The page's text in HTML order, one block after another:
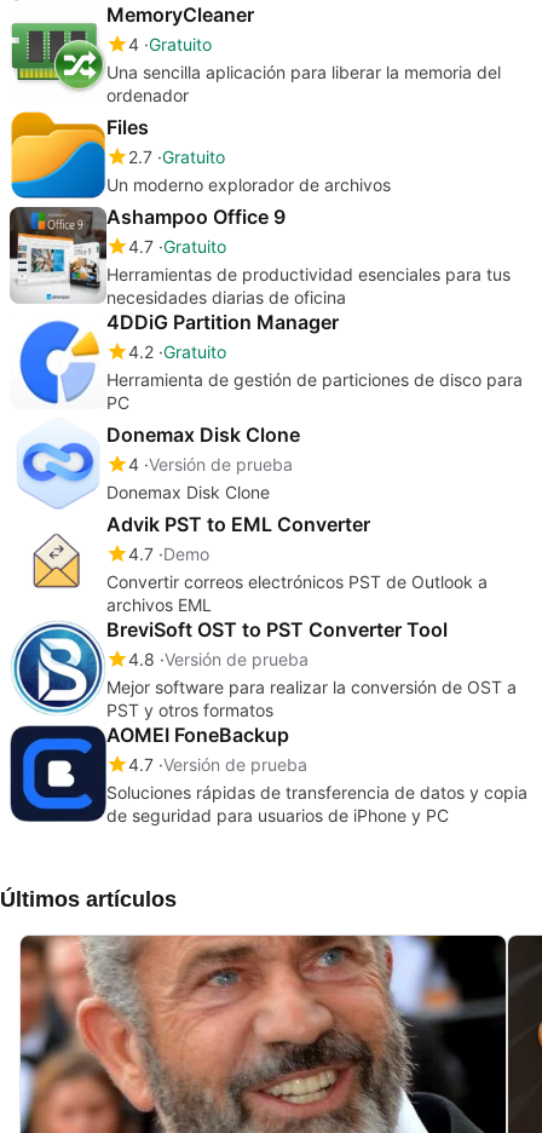
MemoryCleaner
4 Gratuito
Una sencilla aplicación para liberar la memoria del
ordenador
Files
2.7 Gratuito
Un moderno explorador de archivos
Ashampoo Office 9
4.7 Gratuito
Herramientas de productividad esenciales para tus
necesidades diarias de oficina
4DDiG Partition Manager
4.2 Gratuito
Herramienta de gestión de particiones de disco para
PC
Donemax Disk Clone
4 Versión de prueba
Donemax Disk Clone
Advik PST to EML Converter
4.7 Demo
Convertir correos electrónicos PST de Outlook a
archivos EML
BreviSoft OST to PST Converter Tool
4.8 Versión de prueba
Mejor software para realizar la conversión de OST a
PST y otros formatos
AOMEI FoneBackup
4.7 Versión de prueba
Soluciones rápidas de transferencia de datos y copia
de seguridad para usuarios de iPhone y PC
Últimos artículos